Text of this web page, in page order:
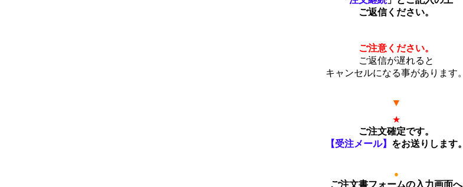
ご返信ください。
ご注意ください。
ご返信が遅れると
キャンセルになる事があります。
▼
★
ご注文確定です。
【受注メール】 をお送りします。
●
ご注文書フォームの入力画面へ